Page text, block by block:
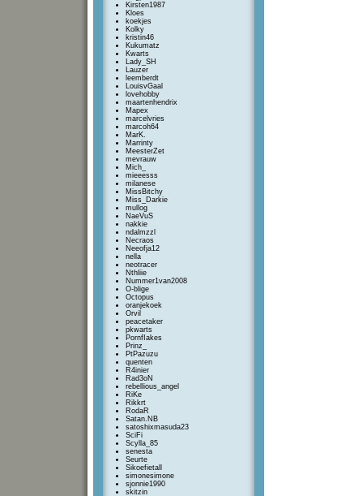
Kirsten1987
Kloes
koekjes
Kolky
kristin46
Kukumatz
Kwarts
Lady_SH
Lauzer
leemberdt
LouisvGaal
lovehobby
maartenhendrix
Mapex
marcelvries
marcoh64
MarK.
Marrinty
MeesterZet
mevrauw
Mich_
mieeesss
milanese
MissBitchy
Miss_Darkie
mullog
NaeVuS
nakkie
ndalmzzl
Necraos
Neeofja12
nella
neotracer
Nthliie
Nummer1van2008
O-blige
Octopus
oranjekoek
Orvil
peacetaker
pkwarts
PornfIakes
Prinz_
PtPazuzu
quenten
R4inier
Rad3oN
rebellious_angel
RiKe
Rikkrt
RodaR
Satan.NB
satoshixmasuda23
SciFi
Scylla_85
senesta
Seurte
Sikoefietall
simonesimone
sjonnie1990
skitzin